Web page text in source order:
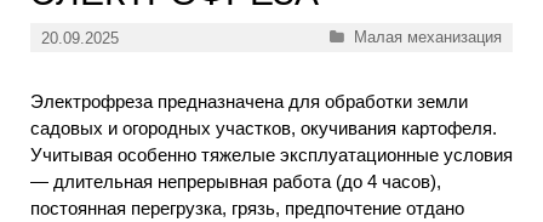
20.09.2025 Рубрики
Малая механизация
Электрофреза предназначена для обработки земли
садовых и огородных участков, окучивания картофеля.
Учитывая особенно тяжелые эксплуатационные условия
— длительная непрерывная работа (до 4 часов),
постоянная перегрузка, грязь, предпочтение отдано